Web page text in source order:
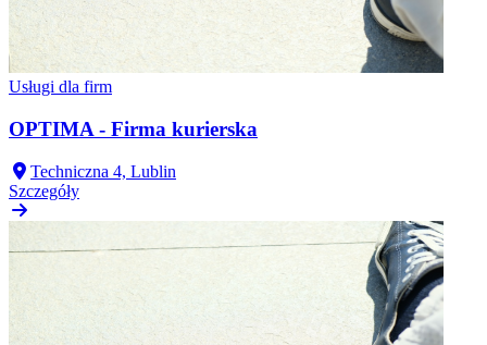
Usługi dla firm
OPTIMA - Firma kurierska
Techniczna 4, Lublin
Szczegóły